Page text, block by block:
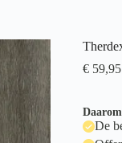
€59,95
De